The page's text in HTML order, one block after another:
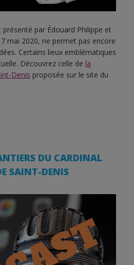
par Édouard Philippe et
mai 2020, ne permet pas encore
Certains lieux emblématiques
Découvrez celle de la
Denis proposée sur le site du
DU CARDINAL
SAINT-DENIS